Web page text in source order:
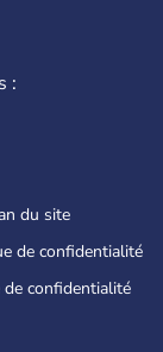
:
du site
de confidentialité
confidentialité